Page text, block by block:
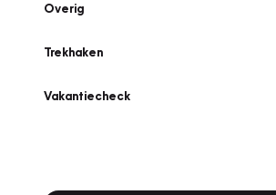
Overig
Trekhaken
Vakantiecheck